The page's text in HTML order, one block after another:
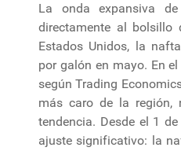
La onda expansiva
directamente al bolsillo
Estados Unidos, la
por galón en mayo. En
según Trading
más caro de la región,
tendencia. Desde el 1
ajuste significativo: la